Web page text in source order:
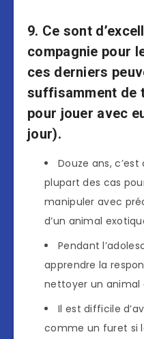
9. Ce sont
compagnie pour
ces derniers
suffisamment de
pour jouer avec
jour).
Douze ans,
plupart des cas
manipuler avec
d’un animal
Pendant
apprendre la
nettoyer un animal
Il est difficile
comme un furet si